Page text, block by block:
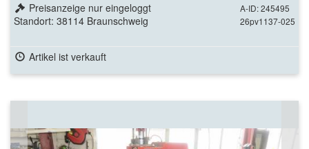
A-ID: 245495
26pv1137-025
Preisanzeige nur eingeloggt
Standort: 38114 Braunschweig
Artikel ist verkauft